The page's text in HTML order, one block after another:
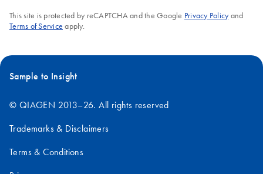
This site is protected by reCAPTCHA and the Google Privacy Policyand
Terms of Service apply.
Sample to Insight
© QIAGEN 2013–26. All rights reserved
Trademarks & Disclaimers
Terms & Conditions